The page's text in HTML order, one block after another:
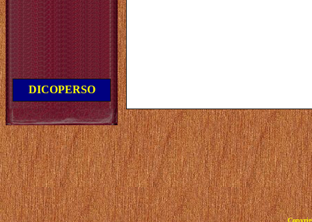
DICOPERSO